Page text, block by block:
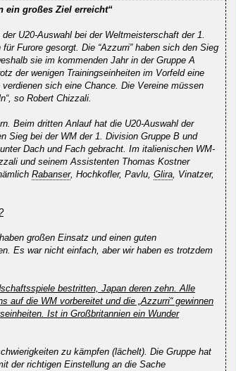
ein großes Ziel erreicht“
U20-Auswahl bei der Weltmeisterschaft der 1.
Furore gesorgt. Die “Azzurri” haben sich den Sieg
sie im kommenden Jahr in der Gruppe A
der wenigen Trainingseinheiten im Vorfeld eine
sich eine Chance. Die Vereine müssen
so Robert Chizzali.
Beim dritten Anlauf hat die U20-Auswahl der
Sieg bei der WM der 1. Division Gruppe B und
Dach und Fach gebracht. Im italienischen WM-
und seinem Assistenten Thomas Kostner
Rabanser, Hochkofler, Pavlu, Glira, Vinatzer,
großen Einsatz und einen guten
Es war nicht einfach, aber wir haben es trotzdem
bestritten, Japan deren zehn. Alle
auf die WM vorbereitet und die „Azzurri“ gewinnen
Ist in Großbritannien ein Wunder
zu kämpfen (lächelt). Die Gruppe hat
der richtigen Einstellung an die Sache